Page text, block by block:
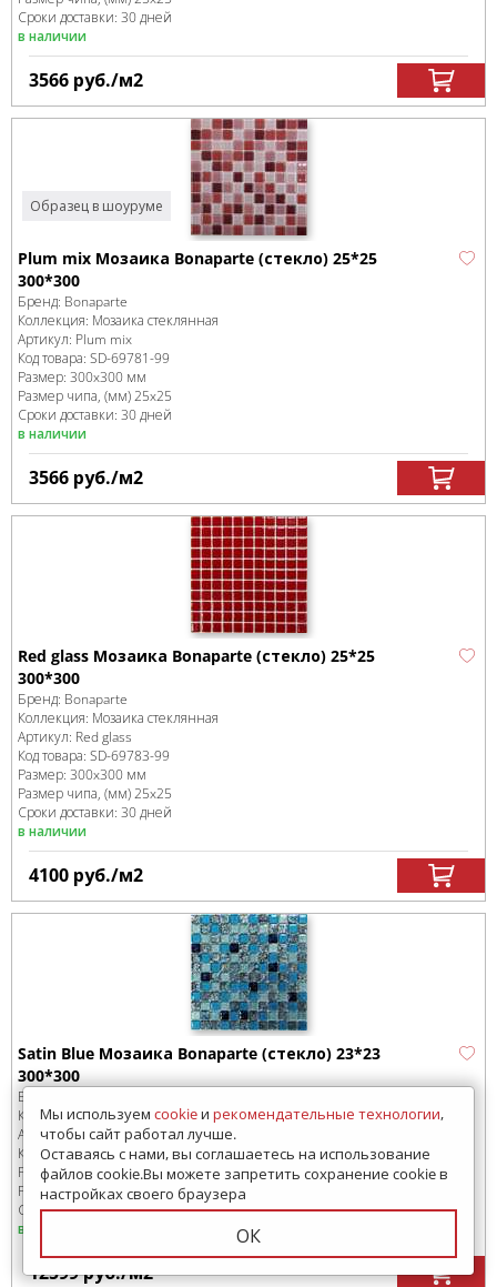
Сроки доставки: 30 дней
в наличии
3566 руб./м2
Образец в шоуруме
Plum mix Мозаика Bonaparte (стекло) 25*25
300*300
Бренд: Bonaparte
Коллекция: Мозаика стеклянная
Артикул: Plum mix
Код товара: SD-69781-99
Размер: 300x300 мм
Размер чипа, (мм)25x25
Сроки доставки: 30 дней
в наличии
3566 руб./м2
Red glass Мозаика Bonaparte (стекло) 25*25
300*300
Бренд: Bonaparte
Коллекция: Мозаика стеклянная
Артикул: Red glass
Код товара: SD-69783-99
Размер: 300x300 мм
Размер чипа, (мм)25x25
Сроки доставки: 30 дней
в наличии
4100 руб./м2
Satin Blue Мозаика Bonaparte (стекло) 23*23
300*300
Бренд:
Коллекция:Мозаика стеклянная
Артикул:Satin Blue
Код товара:SD-69784-99
Размер:300x300 мм
Размер чипа, (мм)23x23
Сроки доставки: 30 дней
в наличии
12599руб./м2
Мы используем cookieи рекомендательные технологии,
чтобы сайт работал лучше.
Оставаясь с нами, вы соглашаетесь на использование
файлов cookie.Вы можете запретить сохранение cookie в
настройках своего браузера
ОК